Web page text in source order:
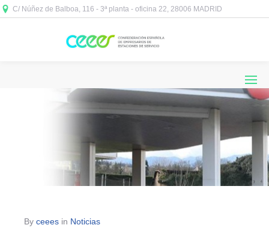
C/ Núñez de Balboa, 116 - 3ª planta - oficina 22, 28006 MADRID
By ceees in Noticias